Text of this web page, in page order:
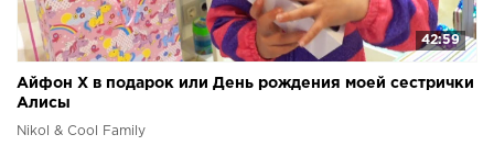
42:59
Айфон Х в подарок или День рождения моей сестрички
Алисы
Nikol & Cool Family